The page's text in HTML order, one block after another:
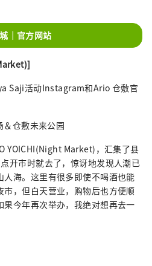
｜官方网站
Saji活动Instagram和Ario 仓敷官
仓敷未来公园
YOICHI(Night Market)，汇集了县
开市时就去了，惊讶地发现人潮已
海。这里有很多即使不喝​​酒也能
，但白天营业，购物后也方便顺
今年再次举办，我绝对想再去一